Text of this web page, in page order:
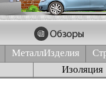
МеталлИзделия
Изоляция